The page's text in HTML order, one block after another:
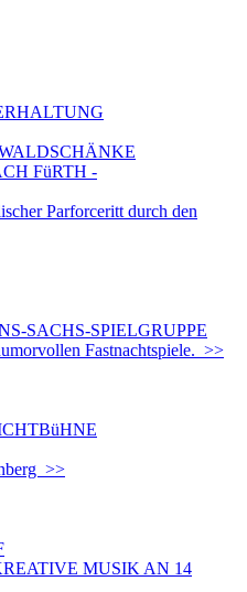
FüRTH -
Parforceritt durch den
SACHS-SPIELGRUPPE
Fastnachtspiele. >>
>>
MUSIK AN 14